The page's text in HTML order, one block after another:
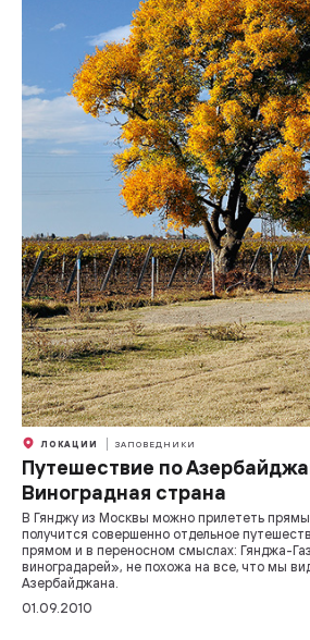
ЛОКАЦИИ ЗАПОВЕДНИКИ
Путешествие по
Виноградная страна
В Гянджу из Москвы можно прилететь
получится совершенно отдельное
прямом и в переносном смыслах: Гянджа-
виноградарей», не похожа на все, что мы
Азербайджана.
01.09.2010